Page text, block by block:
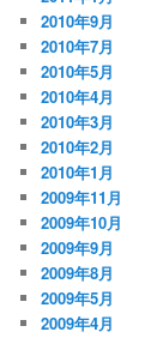
2010年9月
2010年7月
2010年5月
2010年4月
2010年3月
2010年2月
2010年1月
2009年11月
2009年10月
2009年9月
2009年8月
2009年5月
2009年4月